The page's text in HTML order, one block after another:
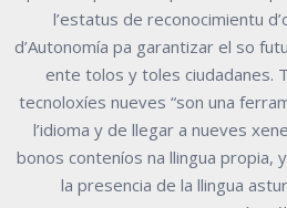
l’estatus de reconocimientu
d’Autonomía pa garantizar el so
ente tolos y toles ciudadanes.
tecnoloxíes nueves “son una
l’idioma y de llegar a nueves
bonos conteníos na llingua propia,
la presencia de la llingua